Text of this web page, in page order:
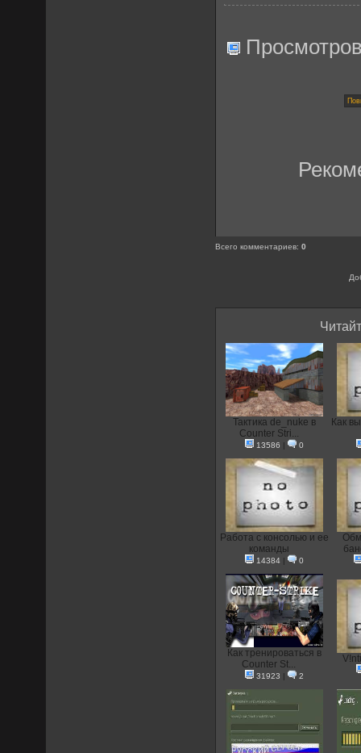
Всего комментариев:0
Тактика de_nuke в
Counter Stri...
13586 | 0
Как
Работа с консолью и ее
команды
14384| 0
Как тренироваться в
Counter St...
31923 | 2